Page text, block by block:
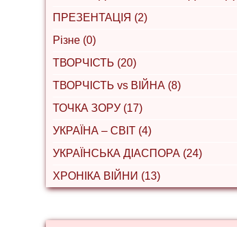
ПРЕЗЕНТАЦІЯ (2)
Різне (0)
ТВОРЧІСТЬ (20)
ТВОРЧІСТЬ vs ВІЙНА (8)
ТОЧКА ЗОРУ (17)
УКРАЇНА – СВІТ (4)
УКРАЇНСЬКА ДІАСПОРА (24)
ХРОНІКА ВІЙНИ (13)